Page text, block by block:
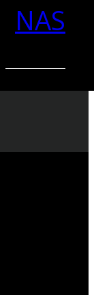
NAS